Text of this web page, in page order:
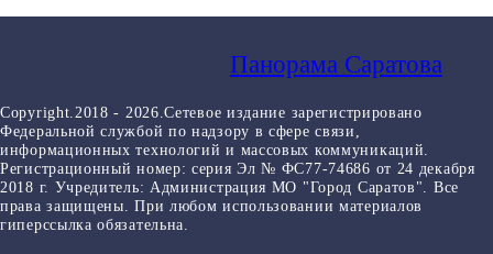
Панорама Саратова
Copyright.2018 - 2026.Сетевое издание зарегистрировано
Федеральной службой по надзору в сфере связи,
информационных технологий и массовых коммуникаций.
Регистрационный номер: серия Эл № ФС77-74686 от 24 декабря
2018 г. Учредитель: Администрация МО "Город Саратов". Все
права защищены. При любом использовании материалов
гиперссылка обязательна.